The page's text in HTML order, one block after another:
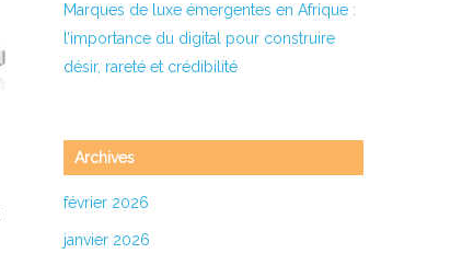
Marques de luxe émergentes en Afrique :
l’importance du digital pour construire
désir, rareté et crédibilité
Archives
février 2026
janvier 2026